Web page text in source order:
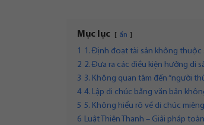
Mục lục ẩn
1 1. Định đoạt tài sản không thuộc
2 2. Đưa ra các điều kiện hưởng di
3 3. Không quan tâm đến “người
4 4. Lập di chúc bằng văn bản
5 5. Không hiểu rõ về di chúc miệng
6 Luật Thiên Thanh – Giải pháp